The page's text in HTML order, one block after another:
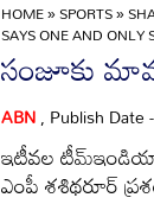
HOME»SPORTS»
SAYS ONE AND ONLY
సంజూకు
ABN, Publish Date
ఇటీవల టీమ్ఇండియా
ఎంపీ శశిథరూర్